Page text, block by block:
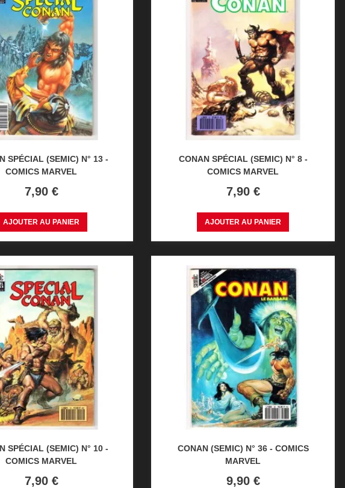
SPÉCIAL (SEMIC) N° 13 -
COMICS MARVEL
Prix
7,90 €
AJOUTER AU PANIER
CONAN SPÉCIAL (SEMIC) N° 8 -
COMICS MARVEL
Prix
7,90 €
AJOUTER AU PANIER
SPÉCIAL (SEMIC) N° 10 -
COMICS MARVEL
Prix
7,90 €
CONAN (SEMIC) N° 36 - COMICS
MARVEL
Prix
9,90 €